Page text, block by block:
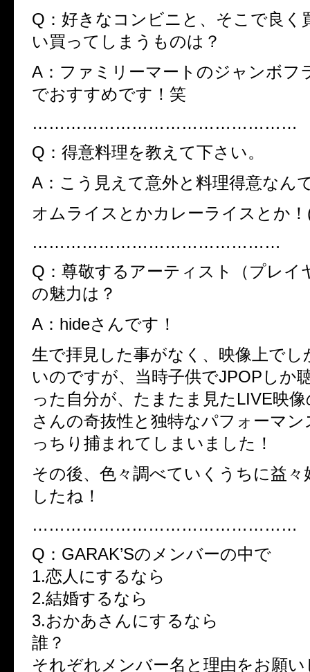
Q：好きなコンビニと、そこで良く
い買ってしまうものは？
A：ファミリーマートのジャンボフ
でおすすめです！笑
…………………………………………
Q：得意料理を教えて下さい。
A：こう見えて意外と料理得意なん
オムライスとかカレーライスとか！
………………………………………
Q：尊敬するアーティスト（プレイ
の魅力は？
A： hideさんです！
生で拝見した事がなく、映像上でし
いのですが、当時子供でJPOP しか
った自分が、たまたま見た LIVE映
さんの奇抜性と独特なパフォーマ
っちり捕まれてしまいました！
その後、色々調べていくうちに益
したね！
…………………………………………
Q：GARAK’Sのメンバーの中で
1.恋人にするなら
2.結婚するなら
3.おかあさんにするなら
誰？
それぞれメンバー名と理由をお願